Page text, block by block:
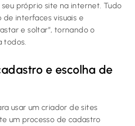
próprio site na internet. Tudo
de interfaces visuais e
e soltar”, tornando o
todos.
e escolha de
usar um criador de sites
um processo de cadastro